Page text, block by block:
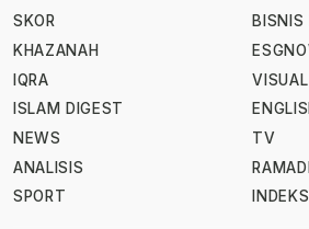
SKOR
KHAZANAH
IQRA
ISLAM DIGEST
NEWS
ANALISIS
SPORT
BISNIS
VISUAL
TV
INDEKS